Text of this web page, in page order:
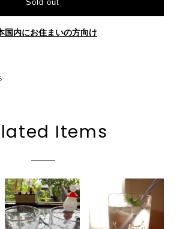
Sold out
国内にお住まいの方向け
Items